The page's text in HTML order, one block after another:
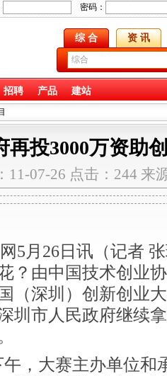
密码：
综 合 资 讯
招聘 产品 建站
再投3000万资助
11-07-26 点击：244 来
5月26日讯（记者
？由中国技术创业
（深圳）创新创业
圳市人民政府继续
大赛主办单位和